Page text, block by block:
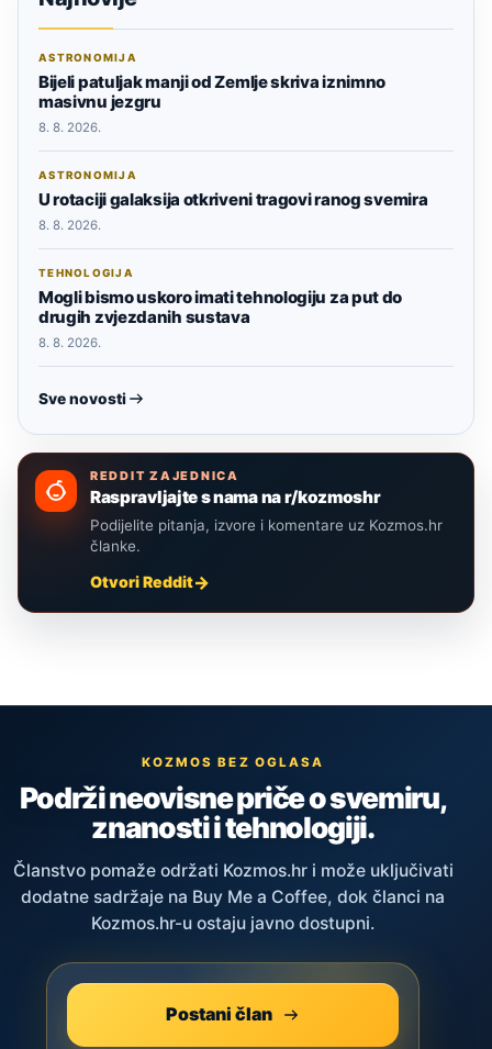
ASTRONOMIJA
Bijeli patuljak manji od Zemlje skriva iznimno
masivnu jezgru
8. 8. 2026.
ASTRONOMIJA
U rotaciji galaksija otkriveni tragovi ranog svemira
8. 8. 2026.
TEHNOLOGIJA
Mogli bismo uskoro imati tehnologiju za put do
drugih zvjezdanih sustava
8. 8. 2026.
Sve novosti
REDDIT ZAJEDNICA
Raspravljajte s nama na r/kozmoshr
Podijelite pitanja, izvore i komentare uz Kozmos.hr
članke.
Otvori Reddit
KOZMOS BEZ OGLASA
Podrži neovisne priče o svemiru,
znanosti i tehnologiji.
Članstvo pomaže održati Kozmos.hr i može uključivati
dodatne sadržaje na Buy Me a Coffee, dok članci na
Kozmos.hr-u ostaju javno dostupni.
Postani član